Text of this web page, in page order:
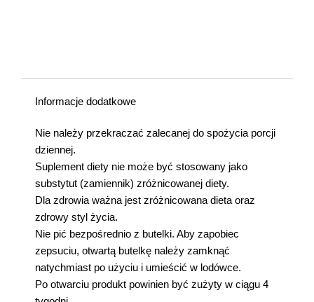
Informacje dodatkowe
Nie należy przekraczać zalecanej do spożycia porcji
dziennej.
Suplement diety nie może być stosowany jako
substytut (zamiennik) zróżnicowanej diety.
Dla zdrowia ważna jest zróżnicowana dieta oraz
zdrowy styl życia.
Nie pić bezpośrednio z butelki. Aby zapobiec
zepsuciu, otwartą butelkę należy zamknąć
natychmiast po użyciu i umieścić w lodówce.
Po otwarciu produkt powinien być zużyty w ciągu 4